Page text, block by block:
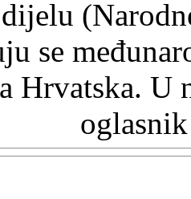
se
Hrvatska. U